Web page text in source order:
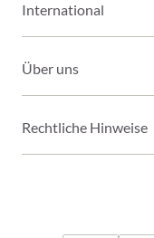
International
Über uns
Rechtliche Hinweise